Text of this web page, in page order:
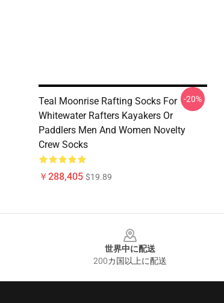
Teal Moonrise Rafting Socks For
Whitewater Rafters Kayakers Or
Paddlers Men And Women Novelty
Crew Socks
￥288,405 $19.89
-20%
世界中に配送
200カ国以上に配送